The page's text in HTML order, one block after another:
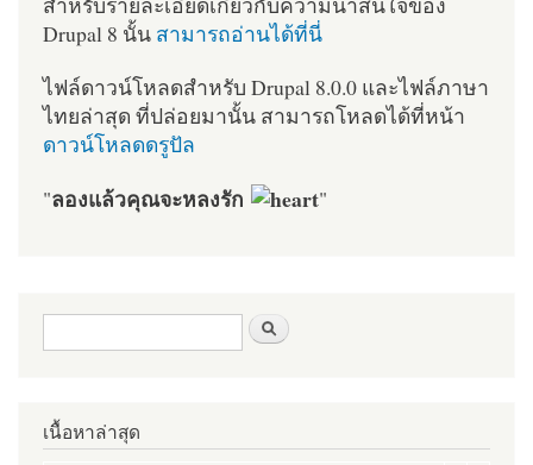
Drupal 8 นั้น สามารถอ่านได้ที่นี่
ไฟล์ดาวน์โหลดสำหรับ Drupal 8.0.0 และไฟล์ภาษา
ไทยล่าสุด ที่ปล่อยมานั้น สามารถโหลดได้ที่หน้า
ดาวน์โหลดดรูปัล
"ลองแล้วคุณจะหลงรัก "
ฟอร์มค้นหา
เนื้อหาล่าสุด